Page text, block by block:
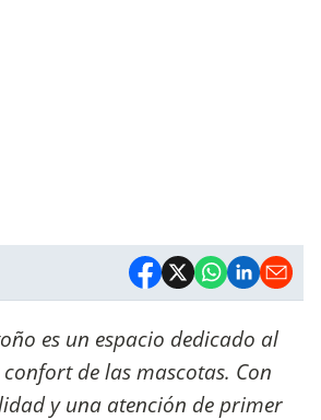
es un espacio dedicado al
de las mascotas. Con
y una atención de primer